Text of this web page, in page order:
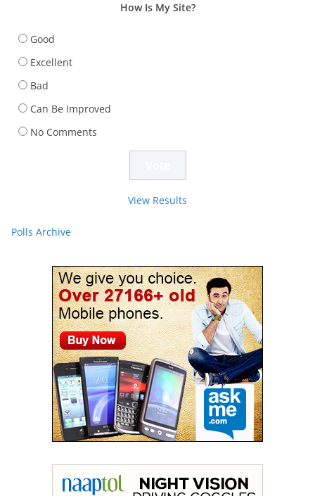
How Is My Site?
Good
Excellent
Bad
Can Be Improved
No Comments
View Results
Polls Archive